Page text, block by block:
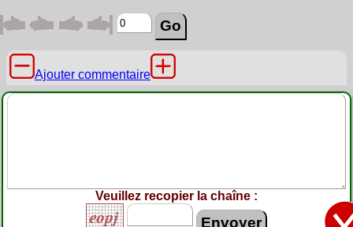
Ajouter commentaire
Veuillez recopier la chaîne :